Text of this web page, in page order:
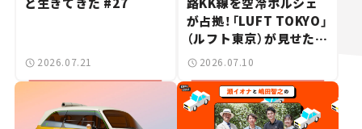
2026.07.21
が占拠！「LUFT TOKYO」
（ルフト東京）が見せた奇
跡の一日——ハッサンの
信 #2
2026.07.10